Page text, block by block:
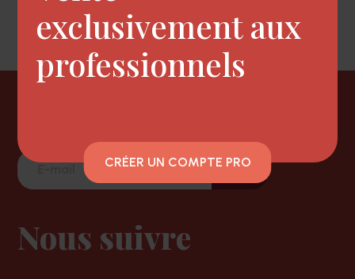
cm.
Nous suivre
exclusivement aux
professionnels
CRÉER UN COMPTE PRO